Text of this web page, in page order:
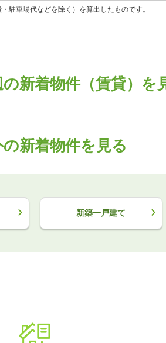
駐車場代などを除く）を算出したものです。
新着物件（賃貸）を
新着物件を見る
新築一戸建て